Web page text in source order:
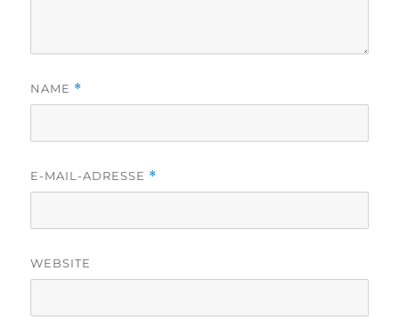
NAME *
E-MAIL-ADRESSE *
WEBSITE